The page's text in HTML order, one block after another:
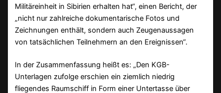
Militäreinheit in Sibirien erhalten hat“, einen Bericht, der
„nicht nur zahlreiche dokumentarische Fotos und
Zeichnungen enthält, sondern auch Zeugenaussagen
von tatsächlichen Teilnehmern an den Ereignissen“.
In der Zusammenfassung heißt es: „Den KGB-
Unterlagen zufolge erschien ein ziemlich niedrig
fliegendes Raumschiff in Form einer Untertasse über